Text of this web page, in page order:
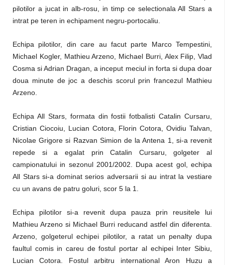
pilotilor a jucat in alb-rosu, in timp ce selectionala All Stars a
intrat pe teren in echipament negru-portocaliu.
Echipa pilotilor, din care au facut parte Marco Tempestini,
Michael Kogler, Mathieu Arzeno, Michael Burri, Alex Filip, Vlad
Cosma si Adrian Dragan, a inceput meciul in forta si dupa doar
doua minute de joc a deschis scorul prin francezul Mathieu
Arzeno.
Echipa All Stars, formata din fostii fotbalisti Catalin Cursaru,
Cristian Ciocoiu, Lucian Cotora, Florin Cotora, Ovidiu Talvan,
Nicolae Grigore si Razvan Simion de la Antena 1, si-a revenit
repede si a egalat prin Catalin Cursaru, golgeter al
campionatului in sezonul 2001/2002. Dupa acest gol, echipa
All Stars si-a dominat serios adversarii si au intrat la vestiare
cu un avans de patru goluri, scor 5 la 1.
Echipa pilotilor si-a revenit dupa pauza prin reusitele lui
Mathieu Arzeno si Michael Burri reducand astfel din diferenta.
Arzeno, golgeterul echipei pilotilor, a ratat un penalty dupa
faultul comis in careu de fostul portar al echipei Inter Sibiu,
Lucian Cotora. Fostul arbitru international Aron Huzu a